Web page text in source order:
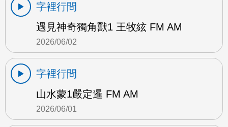
字裡行間
遇見神奇獨角獸1 王牧絃 FM AM
2026/06/02
字裡行間
山水蒙1嚴定暹 FM AM
2026/06/01